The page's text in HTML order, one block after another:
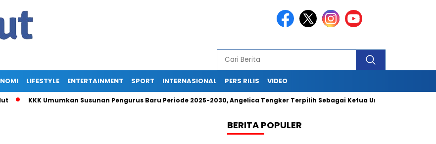
LIFESTYLE ENTERTAINMENT SPORT INTERNASIONAL PERS RILIS VIDEO
KKK Umumkan Susunan Pengurus Baru Periode 2025-2030, Angelica Tengker Terpilih Sebagai Ketua Umum
BERITA POPULER